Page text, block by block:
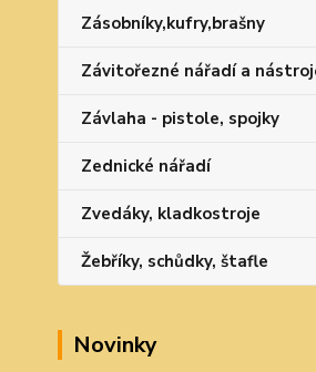
Zásobníky,kufry,brašny
Závitořezné nářadí a
Závlaha - pistole, spojky
Zednické nářadí
Zvedáky, kladkostroje
Žebříky, schůdky, štafle
Novinky